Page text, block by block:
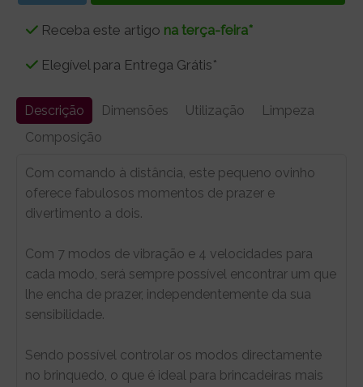
Receba este artigo na terça-feira*
Elegível para Entrega Grátis*
Descrição Dimensões Utilização
Limpeza
Composição
Com comando à distância, este pequeno ovinho
oferece fabulosos momentos de prazer e
divertimento a dois.
Com 7 modos de vibração e 4 velocidades para
cada modo, será sempre possível encontrar um que
lhe encha de prazer, independentemente da sua
sensibilidade.
Sendo possível controlar os modos directamente
no brinquedo, o que é ideal para brincadeiras mais